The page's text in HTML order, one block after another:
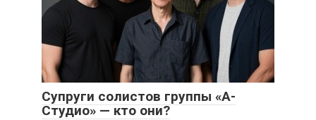
Супруги солистов группы «А-
Студио» — кто они?